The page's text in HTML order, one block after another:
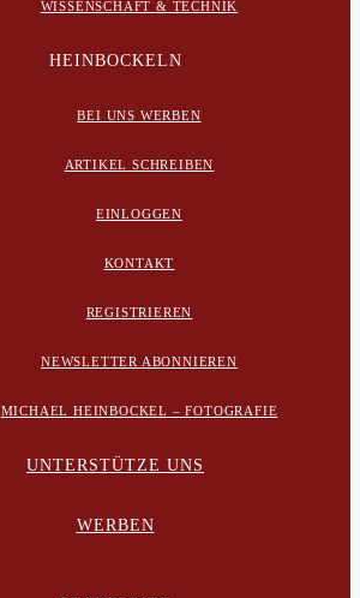
WISSENSCHAFT & TECHNIK
HEINBOCKELN
BEI UNS WERBEN
ARTIKEL SCHREIBEN
EINLOGGEN
KONTAKT
REGISTRIEREN
NEWSLETTER ABONNIEREN
MICHAEL HEINBOCKEL – FOTOGRAFIE
UNTERSTÜTZE UNS
WERBEN